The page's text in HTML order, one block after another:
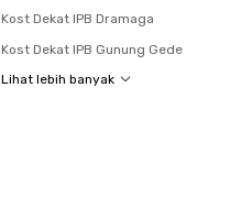
Kost Dekat IPB Dramaga
Kost Dekat IPB Gunung Gede
Lihat lebih banyak